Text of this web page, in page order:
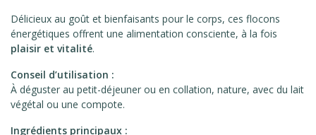
Délicieux au goût et bienfaisants pour le corps, ces flocons
énergétiques offrent une alimentation consciente, à la fois
plaisir et vitalité.
Conseil d’utilisation :
À déguster au petit-déjeuner ou en collation, nature, avec du lait
végétal ou une compote.
Ingrédients principaux :